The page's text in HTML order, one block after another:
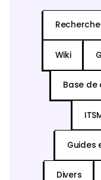
Wiki
Base de
Guides
Divers